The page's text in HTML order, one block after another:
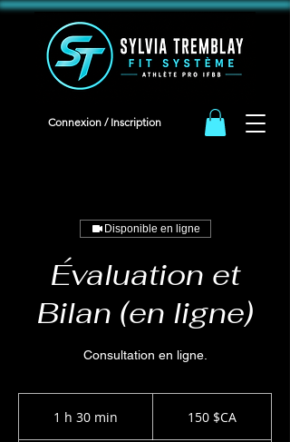
Connexion / Inscription
Disponible en ligne
Évaluation et
Bilan (en ligne)
Consultation en ligne.
1 h 30 min
canadiens150 $CA